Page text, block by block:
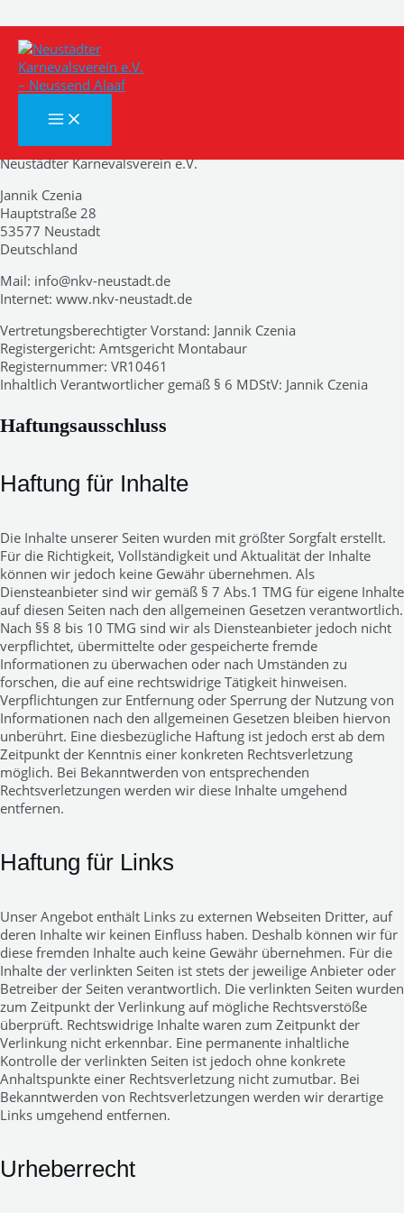
Inhalt
springen
MAIN
MENU
Impressum
Impressum
Neustädter Karnevalsverein e.V.
Jannik Czenia
Hauptstraße 28
53577 Neustadt
Deutschland
Mail: info@nkv-neustadt.de
Internet: www.nkv-neustadt.de
Vertretungsberechtigter Vorstand: Jannik Czenia
Registergericht: Amtsgericht Montabaur
Registernummer: VR10461
Inhaltlich Verantwortlicher gemäß § 6 MDStV: Jannik Czenia
Haftungsausschluss
Haftung für Inhalte
Die Inhalte unserer Seiten wurden mit größter Sorgfalt erstellt.
Für die Richtigkeit, Vollständigkeit und Aktualität der Inhalte
können wir jedoch keine Gewähr übernehmen. Als
Diensteanbieter sind wir gemäß § 7 Abs.1 TMG für eigene Inhalte
auf diesen Seiten nach den allgemeinen Gesetzen verantwortlich.
Nach §§ 8 bis 10 TMG sind wir als Diensteanbieter jedoch nicht
verpflichtet, übermittelte oder gespeicherte fremde
Informationen zu überwachen oder nach Umständen zu
forschen, die auf eine rechtswidrige Tätigkeit hinweisen.
Verpflichtungen zur Entfernung oder Sperrung der Nutzung von
Informationen nach den allgemeinen Gesetzen bleiben hiervon
unberührt. Eine diesbezügliche Haftung ist jedoch erst ab dem
Zeitpunkt der Kenntnis einer konkreten Rechtsverletzung
möglich. Bei Bekanntwerden von entsprechenden
Rechtsverletzungen werden wir diese Inhalte umgehend
entfernen.
Haftung für Links
Unser Angebot enthält Links zu externen Webseiten Dritter, auf
deren Inhalte wir keinen Einfluss haben. Deshalb können wir für
diese fremden Inhalte auch keine Gewähr übernehmen. Für die
Inhalte der verlinkten Seiten ist stets der jeweilige Anbieter oder
Betreiber der Seiten verantwortlich. Die verlinkten Seiten wurden
zum Zeitpunkt der Verlinkung auf mögliche Rechtsverstöße
überprüft. Rechtswidrige Inhalte waren zum Zeitpunkt der
Verlinkung nicht erkennbar. Eine permanente inhaltliche
Kontrolle der verlinkten Seiten ist jedoch ohne konkrete
Anhaltspunkte einer Rechtsverletzung nicht zumutbar. Bei
Bekanntwerden von Rechtsverletzungen werden wir derartige
Links umgehend entfernen.
Urheberrecht